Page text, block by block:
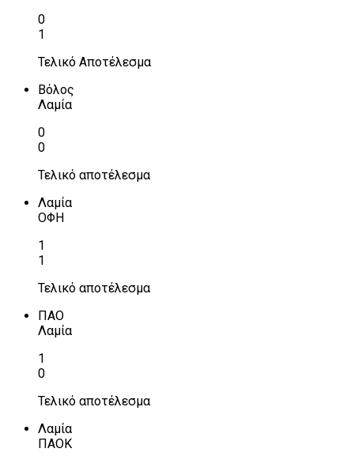
0
1
Τελικό Αποτέλεσμα
Βόλος
Λαμία
0
0
Τελικό αποτέλεσμα
Λαμία
ΟΦΗ
1
1
Τελικό αποτέλεσμα
ΠΑΟ
Λαμία
1
0
Τελικό αποτέλεσμα
Λαμία
ΠΑΟΚ